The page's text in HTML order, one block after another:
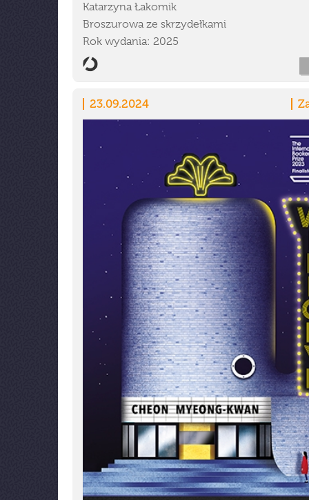
Katarzyna Łakomik
Broszurowa ze skrzydełkami
Rok wydania: 2025
23.09.2024